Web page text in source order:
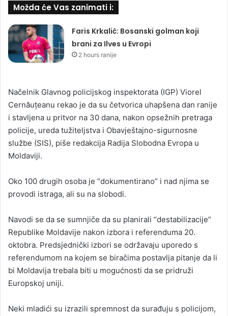
Možda će Vas zanimati i:
Faris Krkalić: Bosanski golman koji
brani za Ilves u Evropi
2 hours ranije
Načelnik Glavnog policijskog inspektorata (IGP) Viorel
Cernăuțeanu rekao je da su četvorica uhapšena dan ranije
i stavljena u pritvor na 30 dana, nakon opsežnih pretraga
policije, ureda tužiteljstva i Obavještajno-sigurnosne
službe (SIS), piše redakcija Radija Slobodna Evropa u
Moldaviji.
Oko 100 drugih osoba je “dokumentirano” i nad njima se
provodi istraga, ali su na slobodi.
Navodi se da se sumnjiče da su planirali “destabilizacije”
Republike Moldavije nakon izbora i referenduma 20.
oktobra. Predsjednički izbori se održavaju uporedo s
referendumom na kojem se biračima postavlja pitanje da li
bi Moldavija trebala biti u mogućnosti da se pridruži
Europskoj uniji.
Neki mladići su izrazili spremnost da surađuju s policijom,